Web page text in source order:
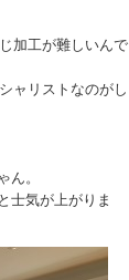
加工が難しいんで
ャリストなのがし
ん。
士気が上がりま